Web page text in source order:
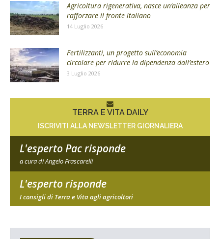
Agricoltura rigenerativa, nasce un’alleanza per
rafforzare il fronte italiano
14 Luglio 2026
Fertilizzanti, un progetto sull’economia
circolare per ridurre la dipendenza dall’estero
3 Luglio 2026
TERRA E VITA DAILY
ISCRIVITI ALLA NEWSLETTER GIORNALIERA
L'esperto Pac risponde
a cura di Angelo Frascarelli
L'esperto risponde
I consigli di Terra e Vita agli agricoltori